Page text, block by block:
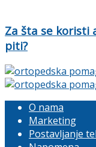
Za šta se koristi
piti?
O nama
Marketing
Postavljanje